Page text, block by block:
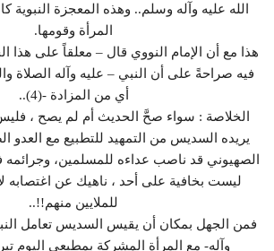
الله عليه وآله وسلم.. وهذه المعجزة النبوية
المرأة وقومها.
هذا مع أن الإمام النووي قال – معلقاً على هذا
فيه صراحةً على أن النبي – عليه وآله الصلاة
أي من المزادة -(4)..
الخلاصة : سواء صحَّ الحديث أم لم يصح ، فليس
يريده السديس من التمهيد للتطبيع مع العدو
الصهيوني قد ناصب عداءه للمسلمين،
ليست بخافية على أحد ، ناهيك عن اغتصابه
للملايين منهم!!..
فمن الجهل بمكان أن يقيس السديس تعامل
وآله- مع المرأة المشركة بمطبعي اليوم